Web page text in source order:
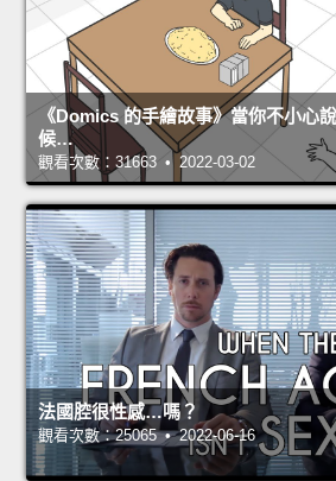
《Domics 的手繪故事》當你不小心
候…
觀看次數：31663 • 2022-03-02
法國腔很性感…嗎？
觀看次數：25065 • 2022-06-16